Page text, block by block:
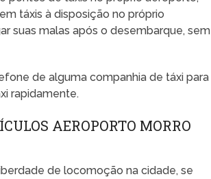
táxis à disposição no próprio
suas malas após o desembarque, sem
de alguma companhia de táxi para
rapidamente.
AEROPORTO MORRO
de locomoção na cidade, se